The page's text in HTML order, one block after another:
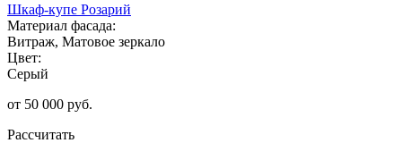
Шкаф-купе Розарий
Материал фасада:
Витраж, Матовое зеркало
Цвет:
Серый
от 50 000 руб.
Рассчитать